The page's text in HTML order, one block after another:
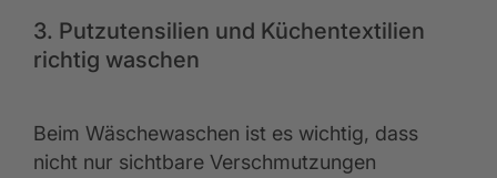
3. Putzutensilien und Küchentextilien
richtig waschen
Beim Wäschewaschen ist es wichtig, dass
nicht nur sichtbare Verschmutzungen